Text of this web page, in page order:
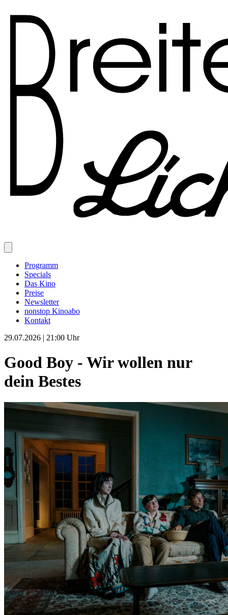
Programm
Specials
Das Kino
Preise
Newsletter
nonstop Kinoabo
Kontakt
29.07.2026 | 21:00 Uhr
Good Boy - Wir wollen nur
dein Bestes